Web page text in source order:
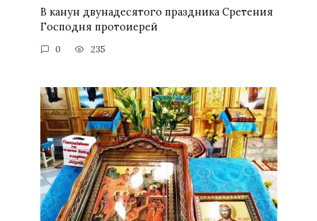
В канун двунадесятого праздника Сретения
Господня протоиерей
0 235